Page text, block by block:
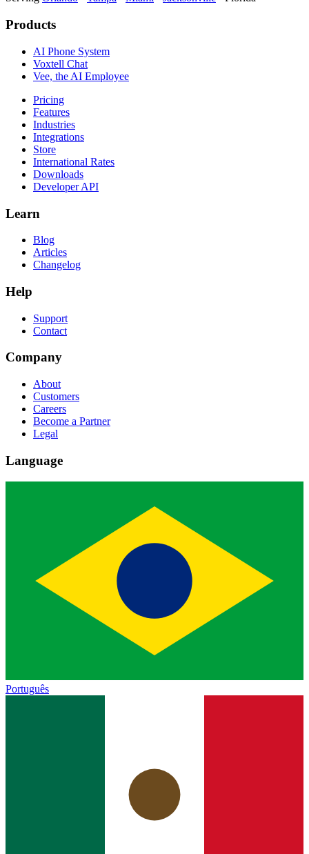
Products
AI Phone System
Voxtell Chat
Vee, the AI Employee
Pricing
Features
Industries
Integrations
Store
International Rates
Downloads
Developer API
Learn
Blog
Articles
Changelog
Help
Support
Contact
Company
About
Customers
Careers
Become a Partner
Legal
Language
Português